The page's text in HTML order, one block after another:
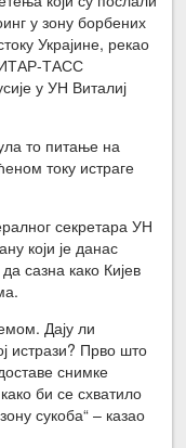
у зону борбених
Украјине, рекао
ИТАР-ТАСС
у УН Виталиј
то питање на
току истраге
секретара УН
који је данас
сазна како Кијев
Дају ли
истрази? Прво што
снимке
би се схватило
сукоба“ – казао